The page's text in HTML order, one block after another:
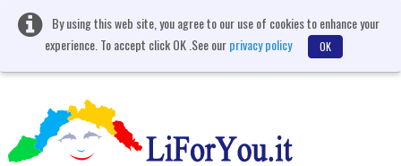
By using this web site, you agree to our use of cookies to enhance your
experience. To accept click OK .See ourprivacy policy OK